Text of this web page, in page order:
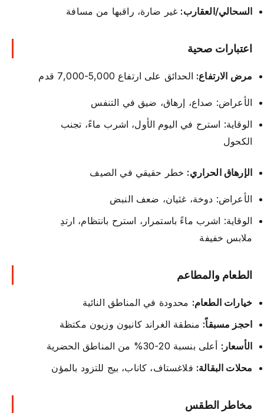
السحالي/العقارب: غير ضارة، راقبها من مسافة
اعتبارات صحية
مرض الارتفاع: الحدائق على ارتفاع 5,000-7,000 قدم
الأعراض: صداع، إرهاق، ضيق في التنفس
الوقاية: استرح في اليوم الأول، اشرب ماءً، تجنب
الكحول
الإرهاق الحراري: خطر حقيقي في الصيف
الأعراض: دوخة، غثيان، ضعف النبض
الوقاية: اشرب ماءً باستمرار، استرح بانتظام، ارتدِ
ملابس خفيفة
الطعام والمطاعم
خيارات الطعام: محدودة في المناطق النائية
احجز مسبقاً: منطقة الغراند كانيون وزيون مكتظة
الأسعار: أعلى بنسبة 20-30% من المناطق الحضرية
محلات البقالة: فلاغستاف، كاناب، بيج للتزود بالمؤن
مخاطر الطقس